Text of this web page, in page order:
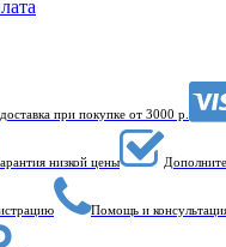
при покупке от 3000 р.
низкой цены
Помощь и